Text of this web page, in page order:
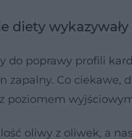
diety
do poprawy profili
Co ciekawe,
poziomem
oliwy z oliwek, a